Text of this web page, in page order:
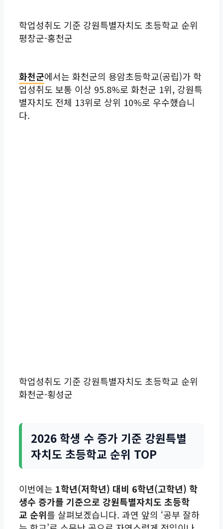
학업성취도 기준 강원특별자치도 초등학교 순위
평창군-홍천군
화천군에서는 화천군의 용암초등학교(공립)가 학
업성취도 보통 이상 95.8%로 화천군 1위, 강원특
별자치도 전체 13위로 상위 10%로 우수했습니
다.
학업성취도 기준 강원특별자치도 초등학교 순위
화천군-횡성군
2026 학생 수 증가 기준 강원특별
자치도 초등학교 순위 TOP
이번에는 1학년(저학년) 대비 6학년(고학년) 학
생수 증가를 기준으로 강원특별자치도 초등학
교 순위를 살펴보겠습니다. 과연 앞의 ‘공부 잘하